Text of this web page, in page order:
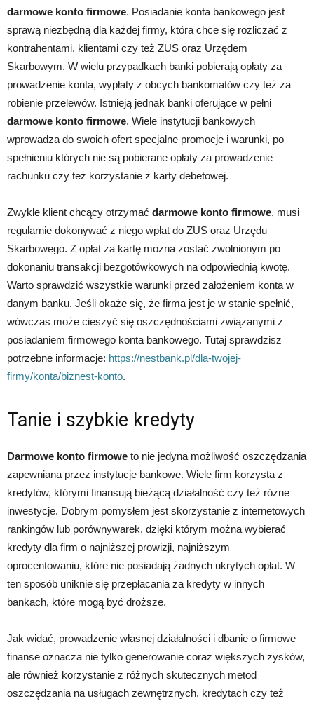
darmowe konto firmowe. Posiadanie konta bankowego jest
sprawą niezbędną dla każdej firmy, która chce się rozliczać z
kontrahentami, klientami czy też ZUS oraz Urzędem
Skarbowym. W wielu przypadkach banki pobierają opłaty za
prowadzenie konta, wypłaty z obcych bankomatów czy też za
robienie przelewów. Istnieją jednak banki oferujące w pełni
darmowe konto firmowe. Wiele instytucji bankowych
wprowadza do swoich ofert specjalne promocje i warunki, po
spełnieniu których nie są pobierane opłaty za prowadzenie
rachunku czy też korzystanie z karty debetowej.
Zwykle klient chcący otrzymać darmowe konto firmowe, musi
regularnie dokonywać z niego wpłat do ZUS oraz Urzędu
Skarbowego. Z opłat za kartę można zostać zwolnionym po
dokonaniu transakcji bezgotówkowych na odpowiednią kwotę.
Warto sprawdzić wszystkie warunki przed założeniem konta w
danym banku. Jeśli okaże się, że firma jest je w stanie spełnić,
wówczas może cieszyć się oszczędnościami związanymi z
posiadaniem firmowego konta bankowego. Tutaj sprawdzisz
potrzebne informacje: https://nestbank.pl/dla-twojej-
firmy/konta/biznest-konto.
Tanie i szybkie kredyty
Darmowe konto firmowe to nie jedyna możliwość oszczędzania
zapewniana przez instytucje bankowe. Wiele firm korzysta z
kredytów, którymi finansują bieżącą działalność czy też różne
inwestycje. Dobrym pomysłem jest skorzystanie z internetowych
rankingów lub porównywarek, dzięki którym można wybierać
kredyty dla firm o najniższej prowizji, najniższym
oprocentowaniu, które nie posiadają żadnych ukrytych opłat. W
ten sposób uniknie się przepłacania za kredyty w innych
bankach, które mogą być droższe.
Jak widać, prowadzenie własnej działalności i dbanie o firmowe
finanse oznacza nie tylko generowanie coraz większych zysków,
ale również korzystanie z różnych skutecznych metod
oszczędzania na usługach zewnętrznych, kredytach czy też